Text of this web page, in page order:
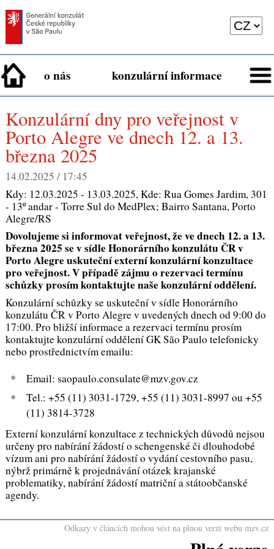
o nás konzulární informace
Konzulární dny pro veřejnost v
Porto Alegre ve dnech 12. a 13.
března 2025
14.02.2025 / 17:45
Kdy: 12.03.2025 - 13.03.2025, Kde: Rua Gomes Jardim, 301
- 13º andar - Torre Sul do MedPlex; Bairro Santana, Porto
Alegre/RS
Dovolujeme si informovat veřejnost, že ve dnech 12. a 13.
března 2025 se v sídle Honorárního konzulátu ČR v
Porto Alegre uskuteční externí konzulární konzultace
pro veřejnost. V případě zájmu o rezervaci termínu
schůzky prosím kontaktujte naše konzulární oddělení.
Konzulární schůzky se uskuteční v sídle Honorárního
konzulátu ČR v Porto Alegre v uvedených dnech od 9:00 do
17:00. Pro bližší informace a rezervaci termínu prosím
kontaktujte konzulární oddělení GK São Paulo telefonicky
nebo prostřednictvím emailu:
Email: saopaulo.consulate@mzv.gov.cz
Tel.: +55 (11) 3031-1729, +55 (11) 3031-8997 ou +55
(11) 3814-3728
Externí konzulární konzultace z technických důvodů nejsou
určeny pro nabírání žádostí o schengenské či dlouhodobé
vízum ani pro nabírání žádostí o vydání cestovního pasu,
nýbrž primárně k projednávání otázek krajanské
problematiky, nabírání žádostí matriční a státoobčanské
agendy.
Odkazy v článcích mohou vést na plnou verzi webu mzv.cz